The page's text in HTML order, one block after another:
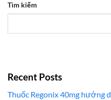
Tìm kiếm
Recent Posts
Thuốc Regonix 40mg hướng